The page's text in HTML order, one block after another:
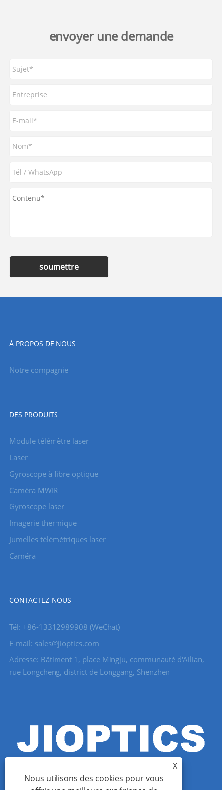
envoyer une demande
soumettre
À PROPOS DE NOUS
Notre compagnie
DES PRODUITS
Module télémètre laser
Laser
Gyroscope à fibre optique
Caméra MWIR
Gyroscope laser
Imagerie thermique
Jumelles télémétriques laser
Caméra
CONTACTEZ-NOUS
Tél: +86-13312989908 (WeChat)
E-mail: sales@jioptics.com
Adresse: Bâtiment 1, place Mingju, communauté d'Ailian,
rue Longcheng, district de Longgang, Shenzhen
X
Nous utilisons des cookies pour vous